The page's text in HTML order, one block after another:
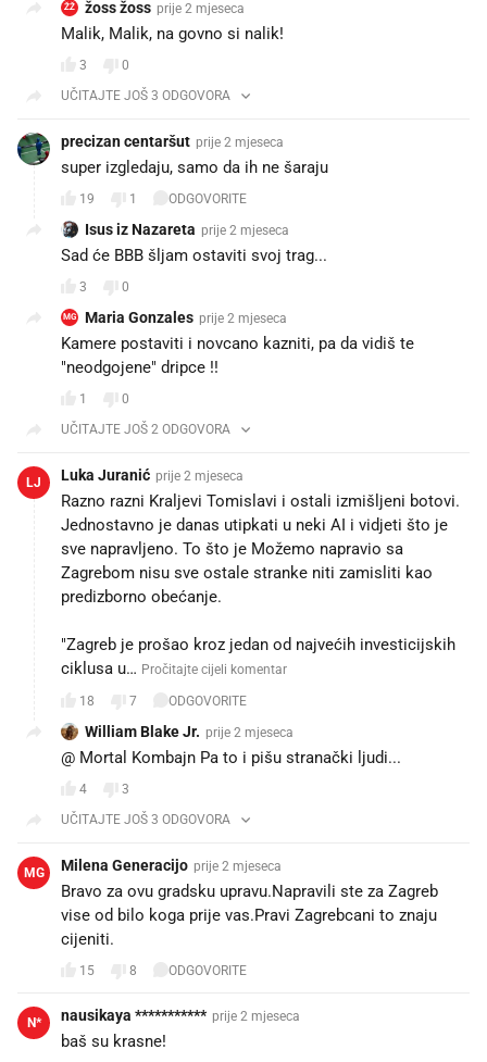
ŽŽ žoss žoss prije 2 mjeseca
Malik, Malik, na govno si nalik!
3
0
UČITAJTE JOŠ 3 ODGOVORA
precizan centaršut prije 2 mjeseca
super izgledaju, samo da ih ne šaraju
19 1 ODGOVORITE
Isus iz Nazareta prije 2 mjeseca
Sad će BBB šljam ostaviti svoj trag...
3 0
MG Maria Gonzales prije 2 mjeseca
Kamere postaviti i novcano kazniti, pa da vidiš te
"neodgojene" dripce !!
1
0
UČITAJTE JOŠ 2 ODGOVORA
LJ Luka Juranić prije 2 mjeseca
Razno razni Kraljevi Tomislavi i ostali izmišljeni botovi.
Jednostavno je danas utipkati u neki AI i vidjeti što je
sve napravljeno. To što je Možemo napravio sa
Zagrebom nisu sve ostale stranke niti zamisliti kao
predizborno obećanje.
"Zagreb je prošao kroz jedan od najvećih investicijskih
ciklusa u… Pročitajte cijeli komentar
18 7 ODGOVORITE
William Blake Jr. prije 2 mjeseca
@ Mortal Kombajn Pa to i pišu stranački ljudi...
4
3
UČITAJTE JOŠ 3 ODGOVORA
MG Milena Generacijo prije 2 mjeseca
Bravo za ovu gradsku upravu.Napravili ste za Zagreb
vise od bilo koga prije vas.Pravi Zagrebcani to znaju
cijeniti.
15 8 ODGOVORITE
N* nausikaya *********** prije 2 mjeseca
baš su krasne!